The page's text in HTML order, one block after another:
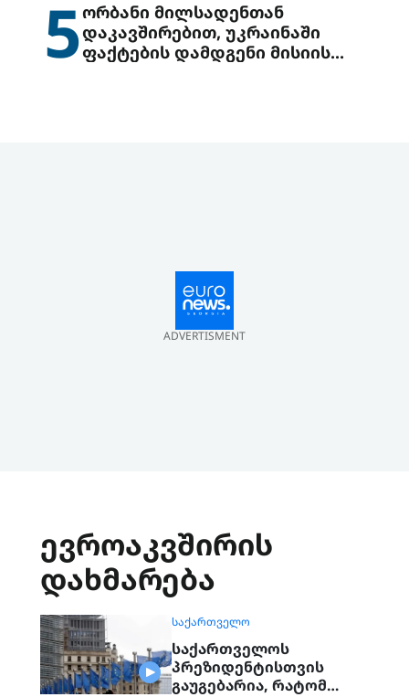
5ორბანი მილსადენთან
დაკავშირებით, უკრაინაში
ფაქტების დამდგენი მისიის
ADVERTISMENT
ევროაკვშირის
დახმარება
ᲡᲐᲥᲐᲠᲗᲕᲔᲚᲝ
საქართველოს
პრეზიდენტისთვის
გაუგებარია, რატომ